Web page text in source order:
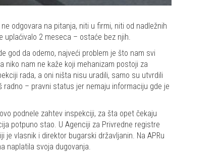
odgovara na pitanja, niti u firmi, niti od nadležnih
uplaćivalo 2 meseca – ostaće bez njih.
god da odemo, najveći problem je što nam svi
niko nam ne kaže koji mehanizam postoji za
rada, a oni ništa nisu uradili, samo su utvrdili
radno – pravni status jer nemaju informaciju gde je
podnele zahtev inspekciji, za šta opet čekaju
potpuno stao. U Agenciji za Privredne registre
vlasnik i direktor bugarski državljanin. Na APRu
naplatila svoja dugovanja.